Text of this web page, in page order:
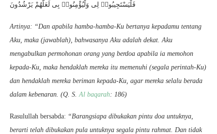
فَلْيَسْتَجِيبُوا۟ لِى وَلْيُؤْمِنُوا۟ بِى لَعَلَّهُمْ يَرْشُدُونَ
Artinya: “Dan apabila hamba-hamba-Ku bertanya kepadamu tentang
Aku, maka (jawablah), bahwasanya Aku adalah dekat. Aku
mengabulkan permohonan orang yang berdoa apabila ia memohon
kepada-Ku, maka hendaklah mereka itu memenuhi (segala perintah-Ku)
dan hendaklah mereka beriman kepada-Ku, agar mereka selalu berada
dalam kebenaran. (Q. S.Al baqarah: 186)
Rasulullah bersabda: “Barangsiapa dibukakan pintu doa untuknya,
berarti telah dibukakan pula untuknya segala pintu rahmat. Dan tidak